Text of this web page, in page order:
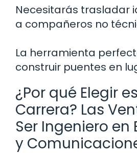
Necesitarás trasladar
a compañeros no
La herramienta
construir puentes en
¿Por qué Elegir
Carrera? Las
Ser Ingeniero en
y